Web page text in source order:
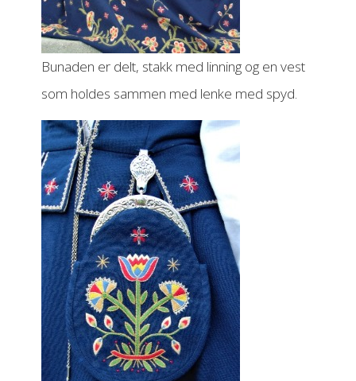
Bunaden er delt, stakk med linning og en vest
som holdes sammen med lenke med spyd.